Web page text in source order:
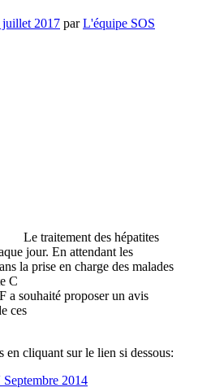
juillet 2017 parL'équipe SOS
Le traitement des hépatites
jour. En attendant les
la prise en charge des malades
C
a souhaité proposer un avis
ces
en cliquant sur le lien si dessous:
2014